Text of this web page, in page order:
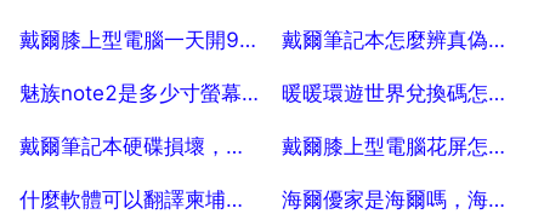
2025-07-29 2025-07-29
戴爾膝上型電腦一天開9小時，耗電量是多少！
2025-07-29
戴爾筆記本怎麼辨真偽，怎樣辨別戴爾膝上型電腦是否是正品？謝謝！
2025-07-29
魅族note2是多少寸螢幕？
2025-07-29
暖暖環遊世界兌換碼怎麼兌換？哪裡拿
2025-07-29
戴爾筆記本硬碟損壞，保修要多久？
2025-07-29
戴爾膝上型電腦花屏怎麼才能處理？ 5
2025-07-29
什麼軟體可以翻譯柬埔寨文字版 海爾優家是海爾嗎，海爾優家智慧型科技 北京 有限公司怎麼樣？